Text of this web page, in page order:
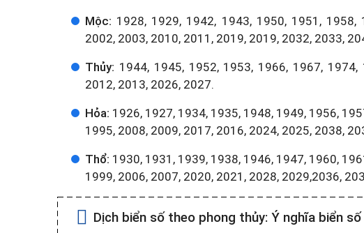
Mộc: 1928, 1929, 1942, 1943, 1950, 1951,
2002, 2003, 2010, 2011, 2019, 2019, 2032, 2033,
Thủy: 1944, 1945, 1952, 1953, 1966, 1967,
2012, 2013, 2026, 2027.
Hỏa: 1926, 1927, 1934, 1935, 1948, 1949, 1956,
1995, 2008, 2009, 2017, 2016, 2024, 2025, 2038,
Thổ: 1930, 1931, 1939, 1938, 1946, 1947, 1960,
1999, 2006, 2007, 2020, 2021, 2028, 2029,2036,
Dịch biển số theo phong thủy: Ý nghĩa biển